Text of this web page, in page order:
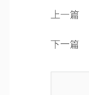
上一篇
下一篇